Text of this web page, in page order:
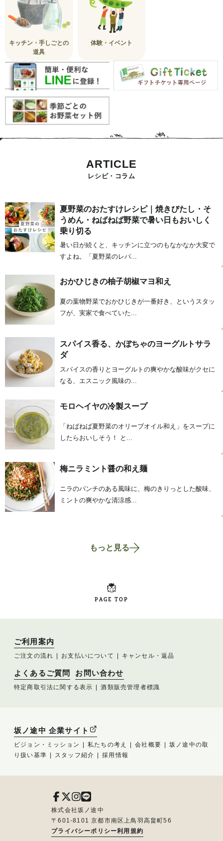
キッチン・手しごとの
道具
体験・イベント
ARTICLE
レシピ・コラム
夏野菜のおたすけレシピ｜焼きびたし・そ
うめん・ねばねば野菜で暑い日もおいしく
乗り切る
暑い日が続くと、キッチンに立つのもなかなか大変で
すよね。「夏野菜のレパ...
おかひじきの柚子胡椒マヨ和え
夏の葉物野菜でおかひじきが一番好き、というスタッ
フが、実家で食べていた...
スパイス香る、かぼちゃのヨーグルトサラ
ダ
スパイスの香りとヨーグルトの爽やかな酸味がクセに
なる、エスニック風味の...
モロヘイヤの冷製スープ
「ねばねば夏野菜のオリーブオイル和え」をスープに
したらおいしそう！ と...
梅ニラミント醤の和え麺
ニラのパンチのある風味に、梅のきりっとした酸味、
ミントの爽やかな清涼感...
もっと見る
PAGE TOP
ご利用案内
ご注文の流れ お支払いについて キャンセル・返品
よくあるご質問 お問い合わせ
特定商取引法に関する表示 酒類販売管理者標識
坂ノ途中 企業サイト
ビジョン・ミッション 私たちの考え 会社概要
坂ノ途中の取
り扱い基準
スタッフ紹介 採用情報
株式会社坂ノ途中
〒601-8101 京都市南区上鳥羽高畠町56
プライバシーポリシー利用規約